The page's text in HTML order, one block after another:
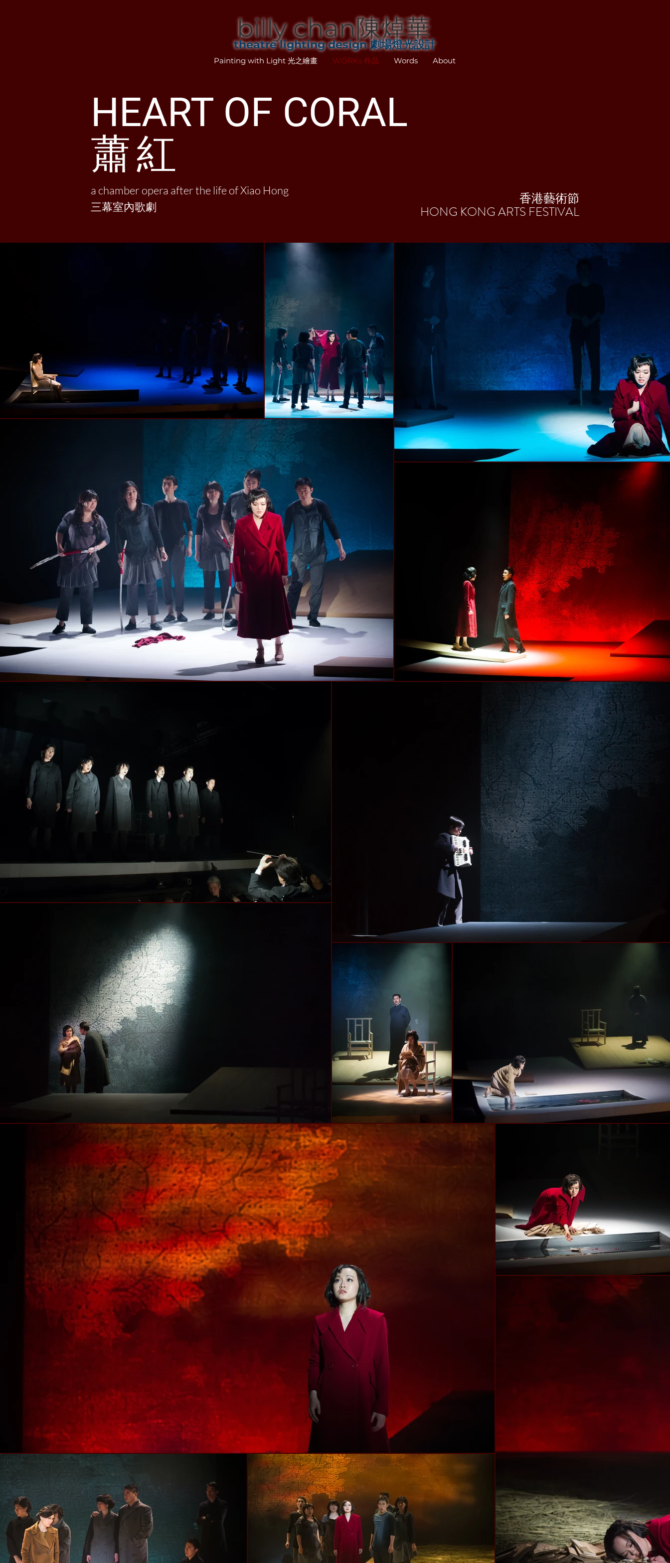
billy chan陳焯華
theatre lighting design 劇場燈光設計
Painting with Light 光之繪畫 WORKs 作品 Words About
HEART OF CORAL
蕭紅
香港藝術節
HONG KONGARTS FESTIVAL
a chamber opera after the life of Xiao Hong
三幕室內歌劇